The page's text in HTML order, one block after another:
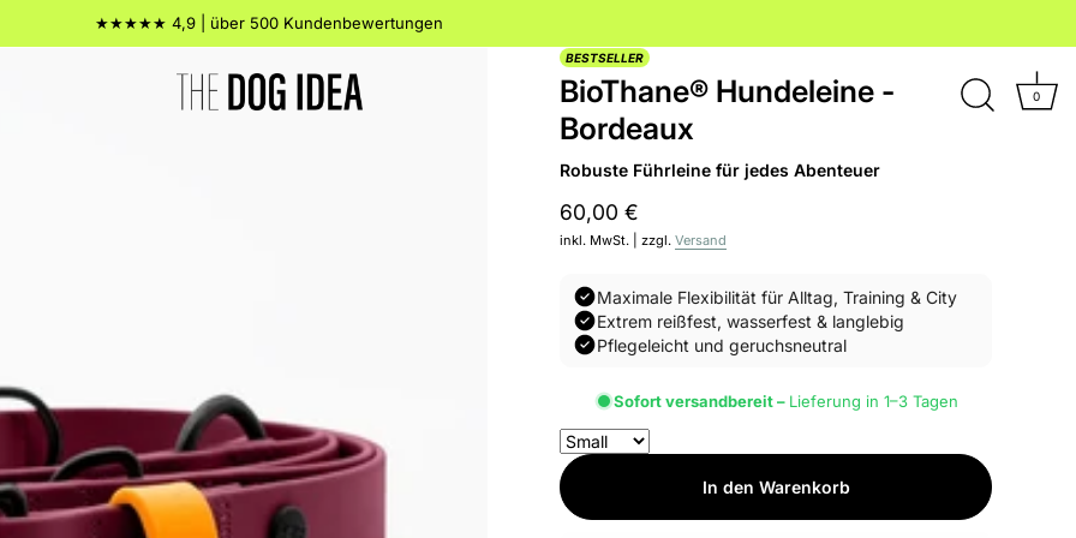
★★★★★ 4,9 | über 500 Kundenbewertungen
0
BESTSELLER
BioThane® Hundeleine -
Bordeaux
Robuste Führleine für jedes Abenteuer
60,00 €
inkl. MwSt. | zzgl. Versand
Maximale Flexibilität für Alltag, Training & City
Extrem reißfest, wasserfest & langlebig
Pflegeleicht und geruchsneutral
Sofort versandbereit – Lieferung in 1–3 Tagen
In den Warenkorb